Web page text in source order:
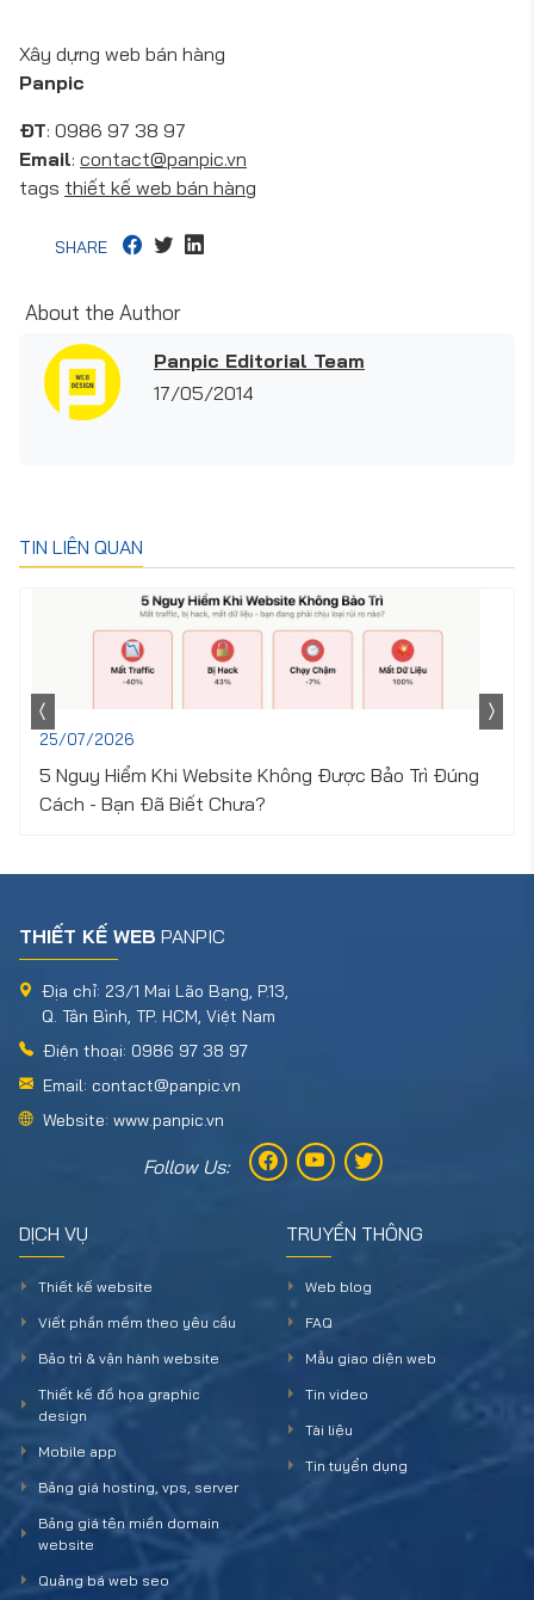
Xây dựng web bán hàng
Panpic
ĐT: 0986 97 38 97
Email: contact@panpic.vn
tags thiết kế web bán hàng
SHARE
About the Author
Panpic Editorial Team
17/05/2014
TIN LIÊN QUAN
25/07/2026
5 Nguy Hiểm Khi Website Không Được Bảo Trì Đúng
Cách - Bạn Đã Biết Chưa?
THIẾT KẾ WEB PANPIC
Địa chỉ: 23/1 Mai Lão Bạng, P.13,
Q. Tân Bình, TP. HCM, Việt Nam
Điện thoại: 0986 97 38 97
Email: contact@panpic.vn
Website: www.panpic.vn
Follow Us:
DỊCH VỤ
Thiết kế website
Viết phần mềm theo yêu cầu
Bảo trì & vận hành website
Thiết kế đồ họa graphic
design
Mobile app
Bảng giá hosting, vps, server
Bảng giá tên miền domain
website
Quảng bá web seo
TRUYỀN THÔNG
Web blog
FAQ
Mẫu giao diện web
Tin video
Tài liệu
Tin tuyển dụng